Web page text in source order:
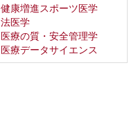
健康増進スポーツ医学
法医学
医療の質・安全管理学
医療データサイエンス